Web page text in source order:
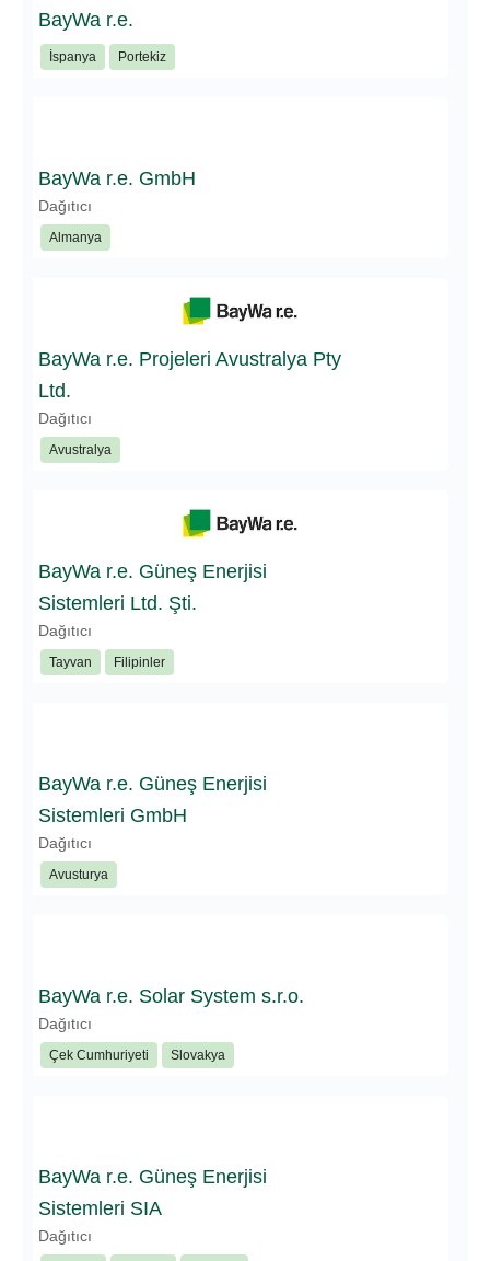
BayWa r.e.
İspanya Portekiz
BayWa r.e. GmbH
Dağıtıcı
Almanya
BayWa r.e. Projeleri Avustralya Pty
Ltd.
Dağıtıcı
Avustralya
BayWa r.e. Güneş Enerjisi
Sistemleri Ltd. Şti.
Dağıtıcı
Tayvan Filipinler
BayWa r.e. Güneş Enerjisi
Sistemleri GmbH
Dağıtıcı
Avusturya
BayWa r.e. Solar System s.r.o.
Dağıtıcı
Çek Cumhuriyeti Slovakya
BayWa r.e. Güneş Enerjisi
Sistemleri SIA
Dağıtıcı